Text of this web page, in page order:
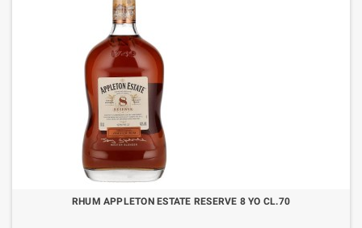
RHUM APPLETON ESTATE RESERVE 8 YO CL.70